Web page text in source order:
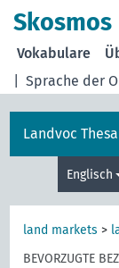
Skosmos
Sprache der
Vokabulare
Landvoc
Englisch
land markets >
BEVORZUGTE